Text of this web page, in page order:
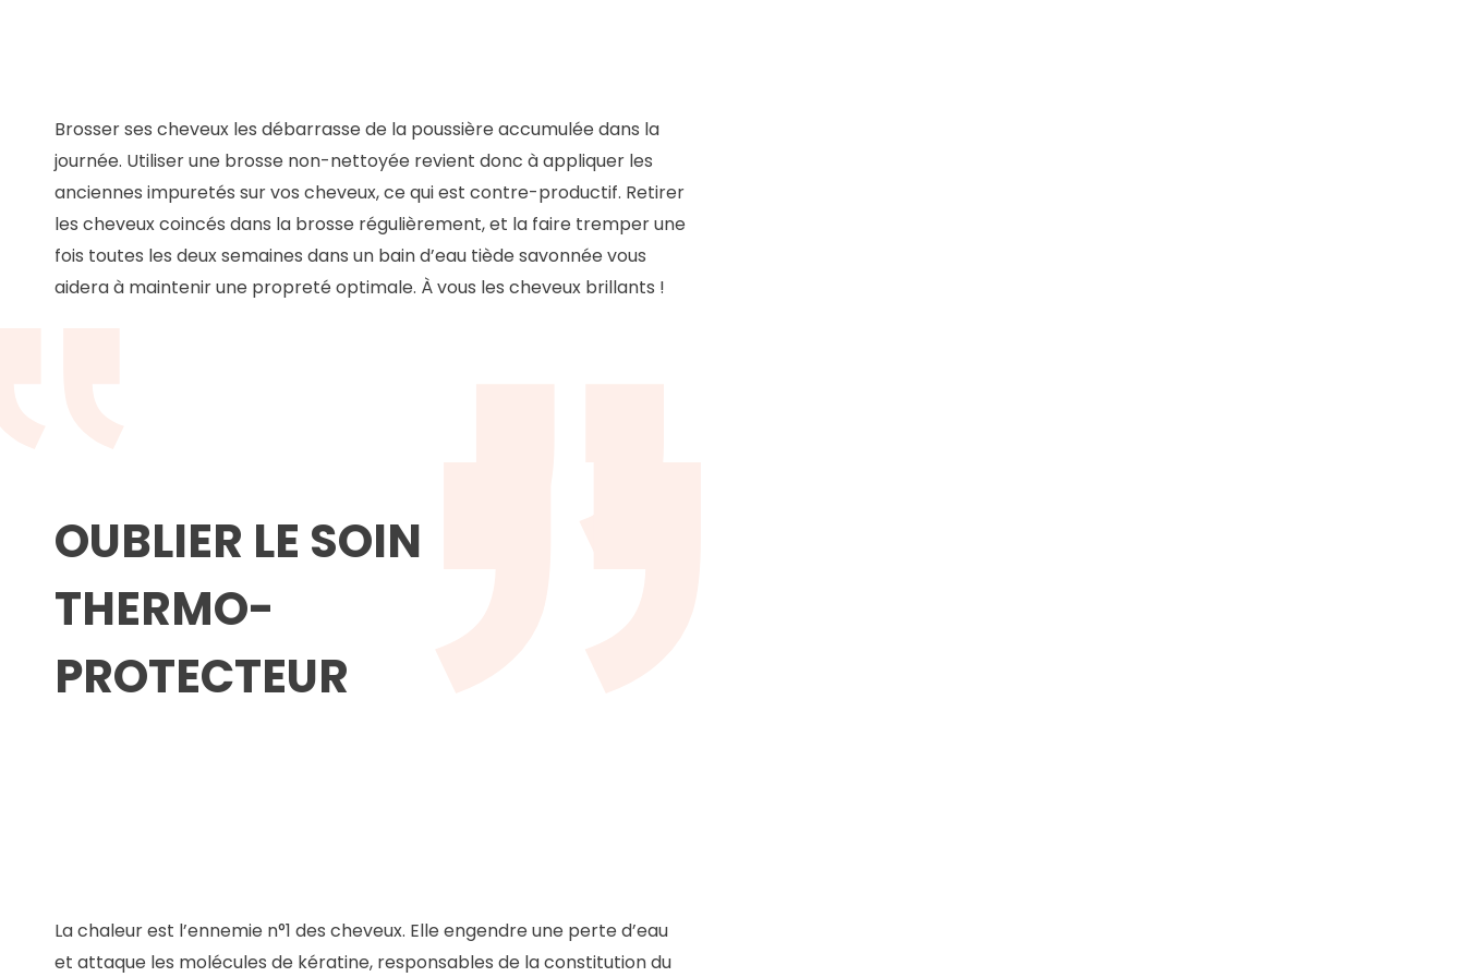
Brosser ses cheveux les débarrasse de la poussière accumulée dans la
journée. Utiliser une brosse non-nettoyée revient donc à appliquer les
anciennes impuretés sur vos cheveux, ce qui est contre-productif. Retirer
les cheveux coincés dans la brosse régulièrement, et la faire tremper une
fois toutes les deux semaines dans un bain d’eau tiède savonnée vous
aidera à maintenir une propreté optimale. À vous les cheveux brillants !
OUBLIER LE SOIN
THERMO-
PROTECTEUR
La chaleur est l’ennemie n°1 des cheveux. Elle engendre une perte d’eau
et attaque les molécules de kératine, responsables de la constitution du